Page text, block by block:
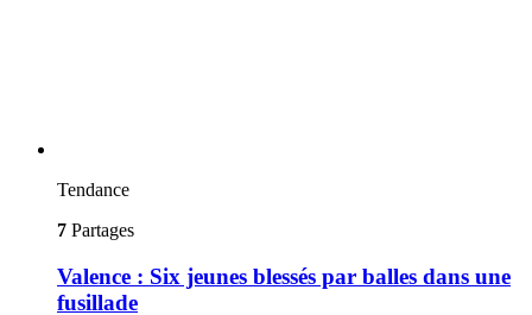
Tendance
7 Partages
Valence : Six jeunes blessés par balles dans une
fusillade